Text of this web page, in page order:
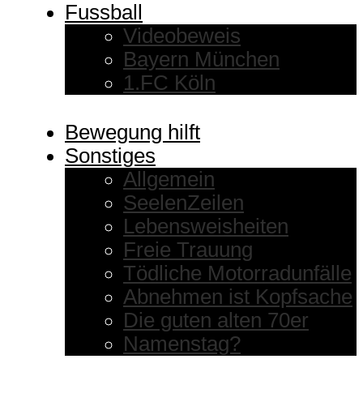
Fussball
Videobeweis
Bayern München
1.FC Köln
Bewegung hilft
Sonstiges
Allgemein
SeelenZeilen
Lebensweisheiten
Freie Trauung
Tödliche Motorradunfälle
Abnehmen ist Kopfsache
Die guten alten 70er
Namenstag?